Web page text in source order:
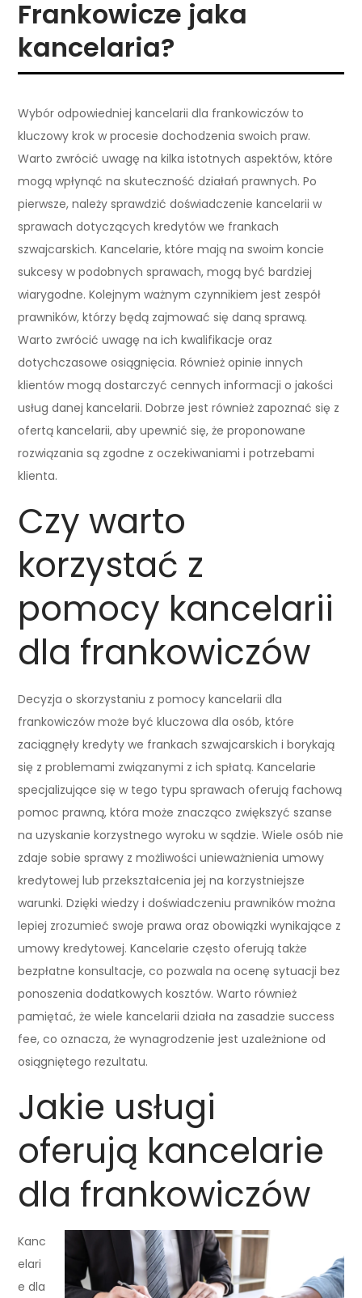
Frankowicze jaka
kancelaria?
Wybór odpowiedniej kancelarii dla frankowiczów to
kluczowy krok w procesie dochodzenia swoich praw.
Warto zwrócić uwagę na kilka istotnych aspektów, które
mogą wpłynąć na skuteczność działań prawnych. Po
pierwsze, należy sprawdzić doświadczenie kancelarii w
sprawach dotyczących kredytów we frankach
szwajcarskich. Kancelarie, które mają na swoim koncie
sukcesy w podobnych sprawach, mogą być bardziej
wiarygodne. Kolejnym ważnym czynnikiem jest zespół
prawników, którzy będą zajmować się daną sprawą.
Warto zwrócić uwagę na ich kwalifikacje oraz
dotychczasowe osiągnięcia. Również opinie innych
klientów mogą dostarczyć cennych informacji o jakości
usług danej kancelarii. Dobrze jest również zapoznać się z
ofertą kancelarii, aby upewnić się, że proponowane
rozwiązania są zgodne z oczekiwaniami i potrzebami
klienta.
Czy warto
korzystać z
pomocy kancelarii
dla frankowiczów
Decyzja o skorzystaniu z pomocy kancelarii dla
frankowiczów może być kluczowa dla osób, które
zaciągnęły kredyty we frankach szwajcarskich i borykają
się z problemami związanymi z ich spłatą. Kancelarie
specjalizujące się w tego typu sprawach oferują fachową
pomoc prawną, która może znacząco zwiększyć szanse
na uzyskanie korzystnego wyroku w sądzie. Wiele osób nie
zdaje sobie sprawy z możliwości unieważnienia umowy
kredytowej lub przekształcenia jej na korzystniejsze
warunki. Dzięki wiedzy i doświadczeniu prawników można
lepiej zrozumieć swoje prawa oraz obowiązki wynikające z
umowy kredytowej. Kancelarie często oferują także
bezpłatne konsultacje, co pozwala na ocenę sytuacji bez
ponoszenia dodatkowych kosztów. Warto również
pamiętać, że wiele kancelarii działa na zasadzie success
fee, co oznacza, że wynagrodzenie jest uzależnione od
osiągniętego rezultatu.
Jakie usługi
oferują kancelarie
dla frankowiczów
Kanc
elari
e dla